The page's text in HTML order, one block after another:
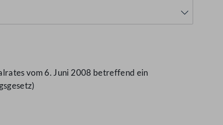
vom 6. Juni 2008 betreffend ein